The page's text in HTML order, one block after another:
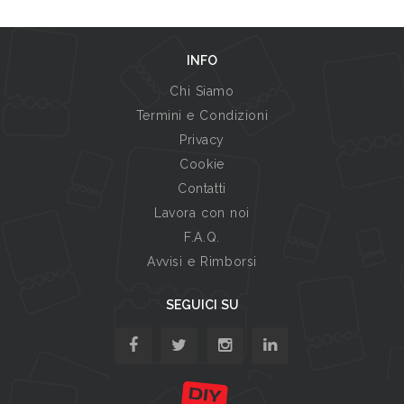
INFO
Chi Siamo
Termini e Condizioni
Privacy
Cookie
Contatti
Lavora con noi
F.A.Q.
Avvisi e Rimborsi
SEGUICI SU